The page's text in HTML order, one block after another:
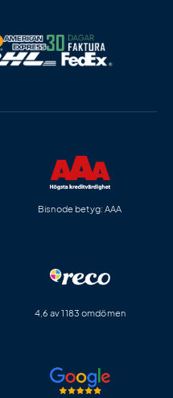
Bisnode betyg: AAA
4,6 av 1183 omdömen